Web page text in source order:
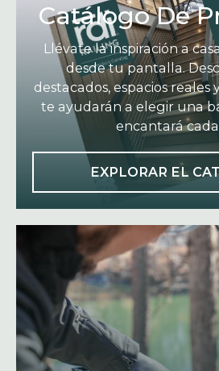
Catálogo De
Llévate la inspiración a
desde tu pantalla.
destacados, espacios reales
te ayudarán a elegir una
encantará
EXPLORAR EL